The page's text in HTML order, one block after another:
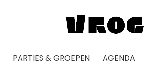
PARTIES & GROEPEN AGENDA